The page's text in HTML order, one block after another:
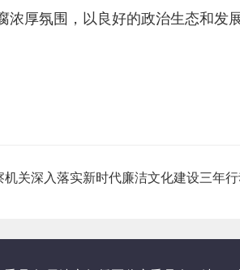
浓厚氛围，以良好的政治生态和发
机关深入落实新时代廉洁文化建设三年